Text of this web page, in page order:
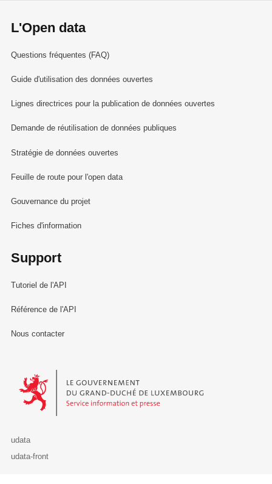
L'Open data
Questions fréquentes (FAQ)
Guide d'utilisation des données ouvertes
Lignes directrices pour la publication de données ouvertes
Demande de réutilisation de données publiques
Stratégie de données ouvertes
Feuille de route pour l'open data
Gouvernance du projet
Fiches d'information
Support
Tutoriel de l'API
Référence de l'API
Nous contacter
Le Gouvernement du Grand-Duché de Luxembourg - Service
udata
udata-front